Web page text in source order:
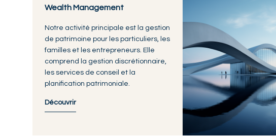
Wealth Management
Notre activité principale est la gestion
de patrimoine pour les particuliers, les
familles et les entrepreneurs. Elle
comprend la gestion discrétionnaire,
les services de conseil et la
planification patrimoniale.
Découvrir